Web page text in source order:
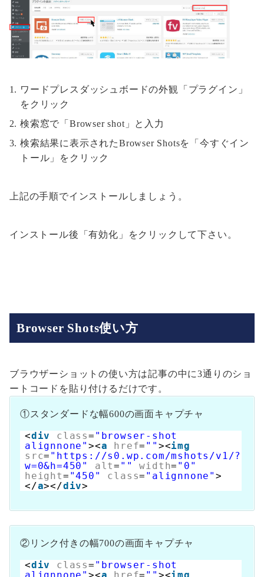
ワードプレスダッシュボードの外観「プラグイン」
をクリック
検索窓で「Browser shot」と入力
検索結果に表示されたBrowser Shotsを「今すぐイン
トール」をクリック
上記の手順でインストールしましょう。
インストール後「有効化」をクリックして下さい。
Browser Shots使い方
ブラウザーショットの使い方は記事の中に3通りのショ
ートコードを貼り付けるだけです。
①スタンダードな幅600の画面キャプチャ
<div class= "browser-shot
alignnone"><a href= "" ><img
src= "https://s0.wp.com/mshots/v1/?
w=0&h=450"
alt= "" width= "0"
height= "450" class= "alignnone">
</a></div>
②リンク付きの幅700の画面キャプチャ
<div class= "browser-shot
alignnone"><a href= "" ><img